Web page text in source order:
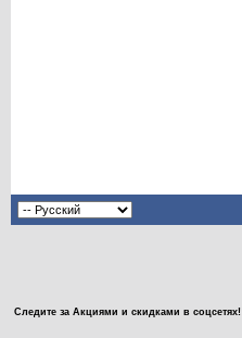
Следите за Акциями и скидками в соцсетях!